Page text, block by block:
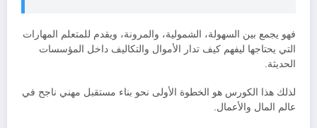
فهو يجمع بين السهولة، الشمولية، والمرونة، ويقدم للمتعلم المهارات
التي يحتاجها ليفهم كيف تدار الأموال والتكاليف داخل المؤسسات
الحديثة.
لذلك هذا الكورس هو الخطوة الأولى نحو بناء مستقبل مهني ناجح في
عالم المال والأعمال.